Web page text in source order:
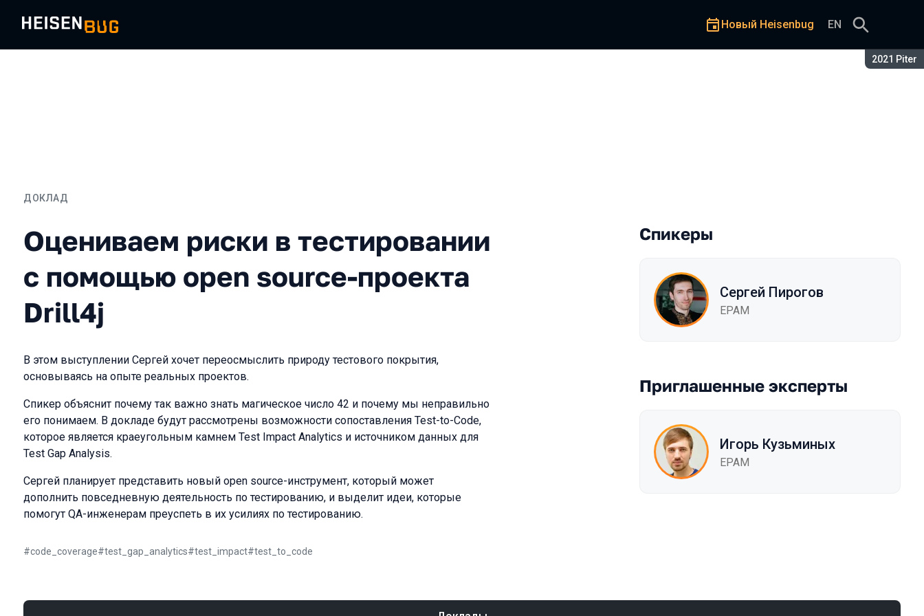
Сезон:
2021 Piter
Новый Heisenbug EN
ДОКЛАД
Оцениваем риски в тестировании с помощью open source-проекта Drill4j
Оцениваем риски в тестировании
с помощью open source-проекта
Drill4j
В этом выступлении Сергей хочет переосмыслить природу тестового покрытия,
основываясь на опыте реальных проектов.
Спикер объяснит почему так важно знать магическое число 42 и почему мы неправильно
его понимаем. В докладе будут рассмотрены возможности сопоставления Test-to-Code,
которое является краеугольным камнем Test Impact Analytics и источником данных для
Test Gap Analysis.
Сергей планирует представить новый open source-инструмент, который может
дополнить повседневную деятельность по тестированию, и выделит идеи, которые
помогут QA-инженерам преуспеть в их усилиях по тестированию.
#code_coverage#test_gap_analytics#test_impact#test_to_code
Спикеры
Сергей Пирогов
EPAM
Приглашенные эксперты
Игорь Кузьминых
EPAM